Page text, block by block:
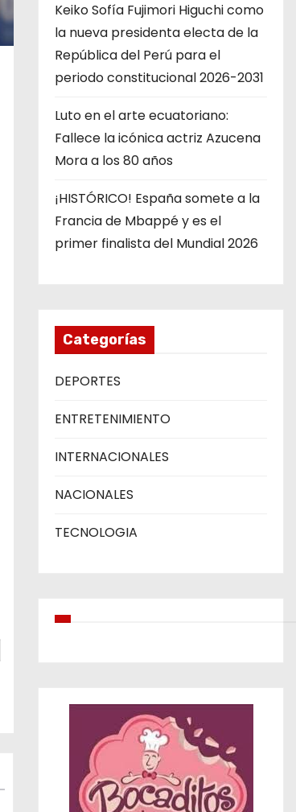
Keiko Sofía Fujimori Higuchi como
la nueva presidenta electa de la
República del Perú para el
periodo constitucional 2026-2031
Luto en el arte ecuatoriano:
Fallece la icónica actriz Azucena
Mora a los 80 años
¡HISTÓRICO! España somete a la
Francia de Mbappé y es el
primer finalista del Mundial 2026
Categorías
DEPORTES
ENTRETENIMIENTO
INTERNACIONALES
NACIONALES
TECNOLOGIA